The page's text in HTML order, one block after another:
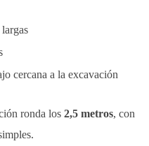
cercana a la excavación
ronda los 2,5 metros, con